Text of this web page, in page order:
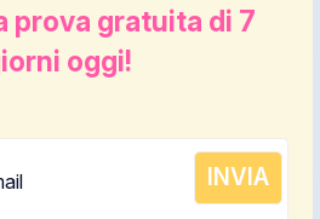
prova gratuita di 7
oggi!